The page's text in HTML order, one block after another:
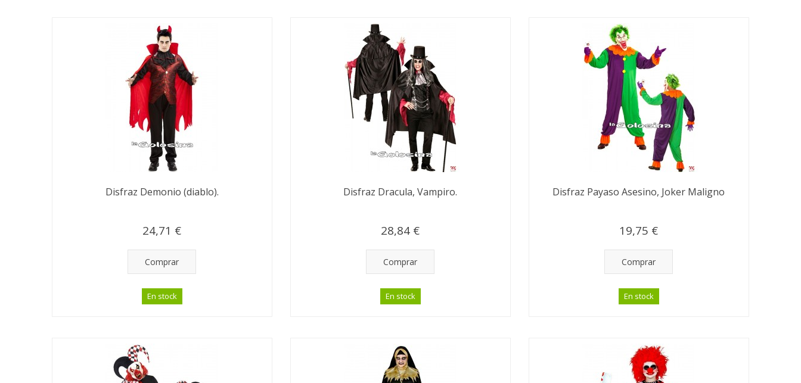
Disfraz Demonio (diablo).
24,71 €
Comprar
En stock
Disfraz Dracula, Vampiro.
28,84 €
Comprar
En stock
Disfraz Payaso Asesino, Joker Maligno
19,75 €
Comprar
En stock